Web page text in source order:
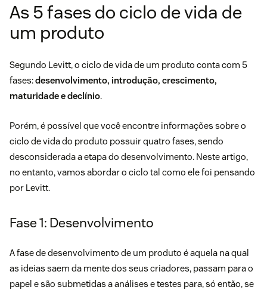
As 5 fases do ciclo de vida de
um produto
Segundo Levitt, o ciclo de vida de um produto conta com 5
fases:desenvolvimento, introdução, crescimento,
maturidade e declínio.
Porém, é possível que você encontre informações sobre o
ciclo de vida do produto possuir quatro fases, sendo
desconsiderada a etapa do desenvolvimento. Neste artigo,
no entanto, vamos abordar o ciclo tal como ele foi pensando
por Levitt.
Fase 1: Desenvolvimento
A fase de desenvolvimento de um produto é aquela na qual
as ideias saem da mente dos seus criadores, passam para o
papel e são submetidas a análises e testes para, só então, se